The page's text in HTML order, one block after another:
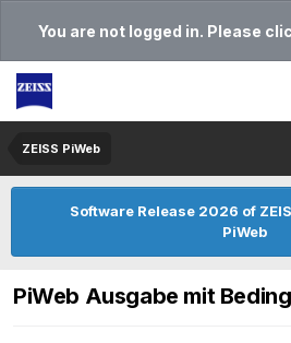
You are not logged in. Please
ZEISS PiWeb
Software Release 2026 of
PiWeb
PiWeb Ausgabe mit